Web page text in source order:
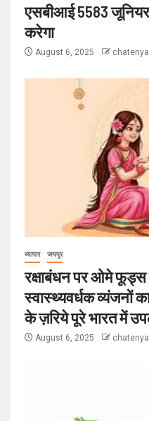
एसबीआई 5583
करेगा
August 6, 2025
व्यापार जयपुर
रक्षाबंधन पर ओमे फूड्स
स्वास्थ्यवर्धक व्यंजनों
के ज़रिये पूरे भारत में
August 6, 2025